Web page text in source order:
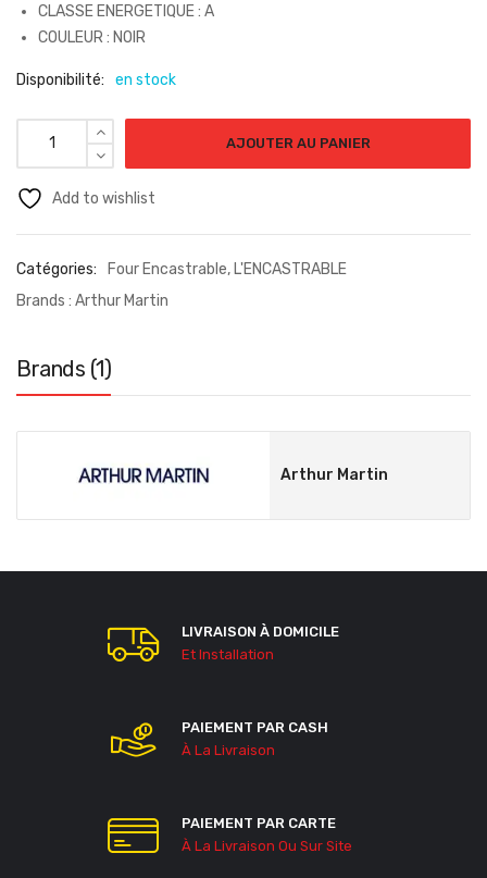
CLASSE ENERGETIQUE : A
COULEUR : NOIR
Disponibilité: en stock
AJOUTER AU PANIER
Add to wishlist
Catégories: Four Encastrable, L'ENCASTRABLE
Brands : Arthur Martin
Brands (1)
Arthur Martin
LIVRAISON À DOMICILE
Et Installation
PAIEMENT PAR CASH
À La Livraison
PAIEMENT PAR CARTE
À La Livraison Ou Sur Site